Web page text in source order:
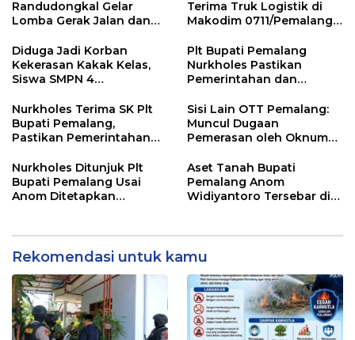
Randudongkal Gelar
Lomba Gerak Jalan dan
HUT RI ke-81
Terima Truk Logistik di
Makodim 0711/Pemalang
Desa
Diduga Jadi Korban
Kekerasan Kakak Kelas,
Siswa SMPN 4
Dunia
Plt Bupati Pemalang
Nurkholes Pastikan
Pemerintahan dan
Berjalan
Nurkholes Terima SK Plt
Bupati Pemalang,
Pastikan Pemerintahan
Sisi Lain OTT Pemalang:
Muncul Dugaan
Pemerasan oleh Oknum
Nurkholes Ditunjuk Plt
Bupati Pemalang Usai
Anom Ditetapkan
Aset Tanah Bupati
Pemalang Anom
Widiyantoro Tersebar di
Rekomendasi untuk kamu